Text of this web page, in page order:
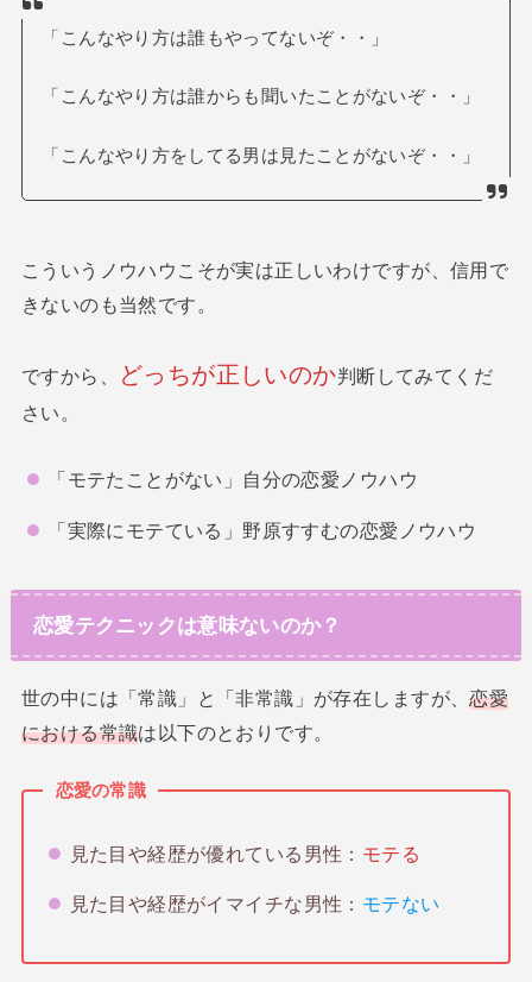
「こんなやり方は誰もやってないぞ・・」
「こんなやり方は誰からも聞いたことがないぞ・・」
「こんなやり方をしてる男は見たことがないぞ・・」
こういうノウハウこそが実は正しいわけですが、信用で
きないのも当然です。
ですから、 どっちが正しいのか判断してみてくだ
さい。
「モテたことがない」自分の恋愛ノウハウ
「実際にモテている」野原すすむの恋愛ノウハウ
恋愛テクニックは意味ないのか？
世の中には「常識」と「非常識」が存在しますが、恋愛
における常識は以下のとおりです。
恋愛の常識
見た目や経歴が優れている男性： モテる
見た目や経歴がイマイチな男性： モテない